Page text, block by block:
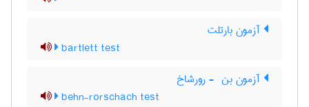
آزمون بارتلت
bartlett test
آزمون بن ‎ - رورشاخ
behn-rorschach test